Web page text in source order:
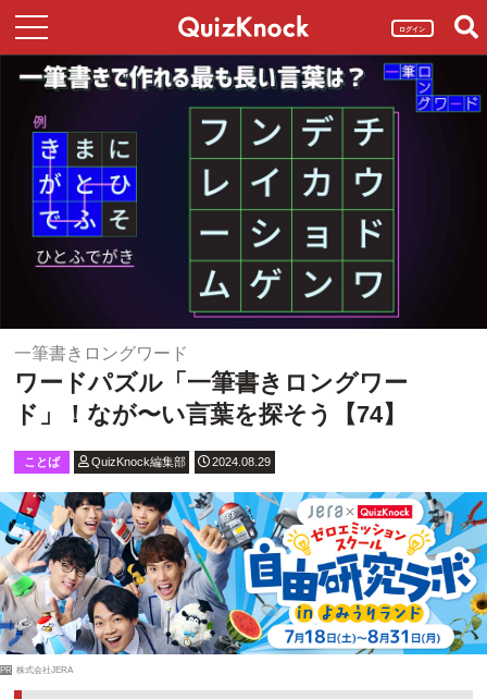
ログイン
一筆書きロングワード
ワードパズル「一筆書きロングワー
ド」！なが〜い言葉を探そう【74】
ことば QuizKnock編集部 2024.08.29
PR 株式会社JERA